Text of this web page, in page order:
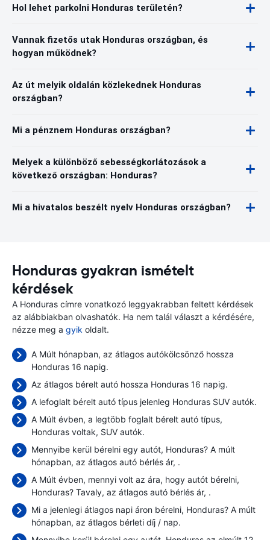
Hol lehet parkolni Honduras területén?
Vannak fizetős utak Honduras országban, és
hogyan működnek?
Az út melyik oldalán közlekednek Honduras
országban?
Mi a pénznem Honduras országban?
Melyek a különböző sebességkorlátozások a
következő országban: Honduras?
Mi a hivatalos beszélt nyelv Honduras országban?
Honduras gyakran ismételt
kérdések
A Honduras címre vonatkozó leggyakrabban feltett kérdések
az alábbiakban olvashatók. Ha nem talál választ a kérdésére,
nézze meg a gyik oldalt.
A Múlt hónapban, az átlagos autókölcsönző hossza
Honduras 16 napig.
Az átlagos bérelt autó hossza Honduras 16 napig.
A lefoglalt bérelt autó típus jelenleg Honduras SUV autók.
A Múlt évben, a legtöbb foglalt bérelt autó típus,
Honduras voltak, SUV autók.
Mennyibe kerül bérelni egy autót, Honduras? A múlt
hónapban, az átlagos autó bérlés ár, .
A Múlt évben, mennyi volt az ára, hogy autót bérelni,
Honduras? Tavaly, az átlagos autó bérlés ár, .
Mi a jelenlegi átlagos napi áron bérelni, Honduras? A múlt
hónapban, az átlagos bérleti díj / nap.